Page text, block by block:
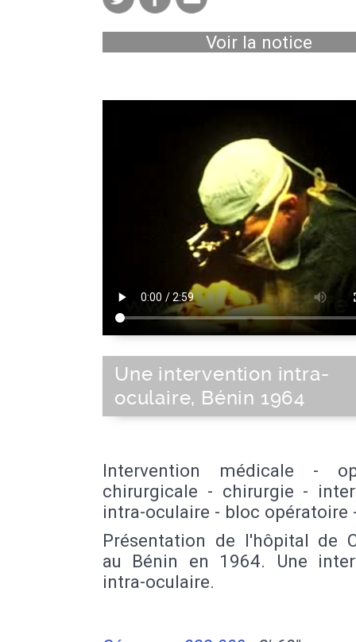
Voir la notice
Une intervention intra-
oculaire, Bénin 1964
Intervention médicale -
chirurgicale - chirurgie -
intra-oculaire - bloc opératoire
Présentation de l'hôpital de
au Bénin en 1964. Une
intra-oculaire.